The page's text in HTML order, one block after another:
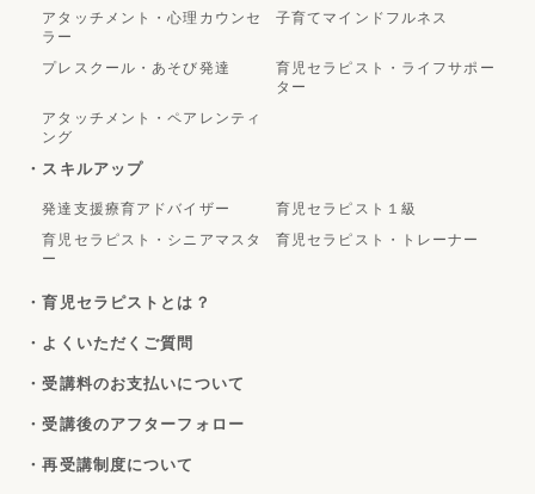
アタッチメント・心理カウンセ
ラー
子育てマインドフルネス
プレスクール・あそび発達
育児セラピスト・ライフサポー
ター
アタッチメント・ペアレンティ
ング
・スキルアップ
発達支援療育アドバイザー
育児セラピスト１級
育児セラピスト・シニアマスタ
ー
育児セラピスト・トレーナー
・育児セラピストとは？
・よくいただくご質問
・受講料のお支払いについて
・受講後のアフターフォロー
・再受講制度について